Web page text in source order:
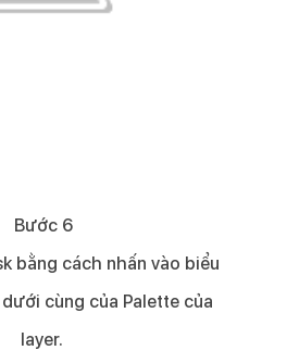
Bước 6​
bằng cách nhấn vào biểu
cùng của Palette của
layer. ​